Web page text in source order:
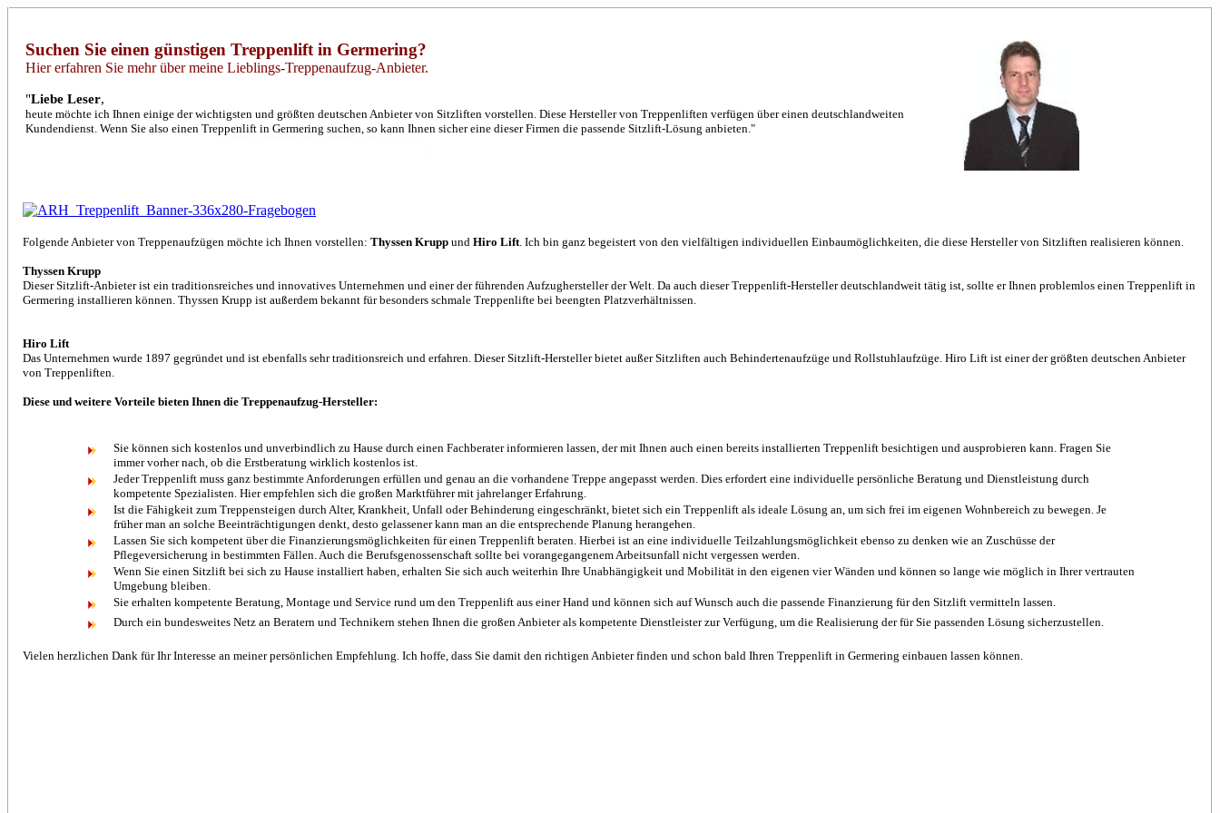
Suchen Sie einen günstigen Treppenlift in Germering?
Hier erfahren Sie mehr über meine Lieblings-Treppenaufzug-Anbieter.
"Liebe Leser,
heute möchte ich Ihnen einige der wichtigsten und größten deutschen Anbieter von Sitzliften vorstellen. Diese Hersteller von Treppenliften verfügen über einen deutschlandweiten
Kundendienst. Wenn Sie also einen Treppenlift in Germering suchen, so kann Ihnen sicher eine dieser Firmen die passende Sitzlift-Lösung anbieten."
Folgende Anbieter von Treppenaufzügen möchte ich Ihnen vorstellen: Thyssen Krupp und Hiro Lift. Ich bin ganz begeistert von den vielfältigen individuellen Einbaumöglichkeiten, die diese Hersteller von Sitzliften realisieren können.
Thyssen Krupp
Dieser Sitzlift-Anbieter ist ein traditionsreiches und innovatives Unternehmen und einer der führenden Aufzughersteller der Welt. Da auch dieser Treppenlift-Hersteller deutschlandweit tätig ist, sollte er Ihnen problemlos einen Treppenlift in
Germering installieren können. Thyssen Krupp ist außerdem bekannt für besonders schmale Treppenlifte bei beengten Platzverhältnissen.
Hiro Lift
Das Unternehmen wurde 1897 gegründet und ist ebenfalls sehr traditionsreich und erfahren. Dieser Sitzlift-Hersteller bietet außer Sitzliften auch Behindertenaufzüge und Rollstuhlaufzüge. Hiro Lift ist einer der größten deutschen Anbieter
von Treppenliften.
Diese und weitere Vorteile bieten Ihnen die Treppenaufzug-Hersteller:
Sie können sich kostenlos und unverbindlich zu Hause durch einen Fachberater informieren lassen, der mit Ihnen auch einen bereits installierten Treppenlift besichtigen und ausprobieren kann. Fragen Sie
immer vorher nach, ob die Erstberatung wirklich kostenlos ist.
Jeder Treppenlift muss ganz bestimmte Anforderungen erfüllen und genau an die vorhandene Treppe angepasst werden. Dies erfordert eine individuelle persönliche Beratung und Dienstleistung durch
kompetente Spezialisten. Hier empfehlen sich die großen Marktführer mit jahrelanger Erfahrung.
Ist die Fähigkeit zum Treppensteigen durch Alter, Krankheit, Unfall oder Behinderung eingeschränkt, bietet sich ein Treppenlift als ideale Lösung an, um sich frei im eigenen Wohnbereich zu bewegen. Je
früher man an solche Beeinträchtigungen denkt, desto gelassener kann man an die entsprechende Planung herangehen.
Lassen Sie sich kompetent über die Finanzierungsmöglichkeiten für einen Treppenlift beraten. Hierbei ist an eine individuelle Teilzahlungsmöglichkeit ebenso zu denken wie an Zuschüsse der
Pflegeversicherung in bestimmten Fällen. Auch die Berufsgenossenschaft sollte bei vorangegangenem Arbeitsunfall nicht vergessen werden.
Wenn Sie einen Sitzlift bei sich zu Hause installiert haben, erhalten Sie sich auch weiterhin Ihre Unabhängigkeit und Mobilität in den eigenen vier Wänden und können so lange wie möglich in Ihrer vertrauten
Umgebung bleiben.
Sie erhalten kompetente Beratung, Montage und Service rund um den Treppenlift aus einer Hand und können sich auf Wunsch auch die passende Finanzierung für den Sitzlift vermitteln lassen.
Durch ein bundesweites Netz an Beratern und Technikern stehen Ihnen die großen Anbieter als kompetente Dienstleister zur Verfügung, um die Realisierung der für Sie passenden Lösung sicherzustellen.
Vielen herzlichen Dank für Ihr Interesse an meiner persönlichen Empfehlung. Ich hoffe, dass Sie damit den richtigen Anbieter finden und schon bald Ihren Treppenlift in Germering einbauen lassen können.